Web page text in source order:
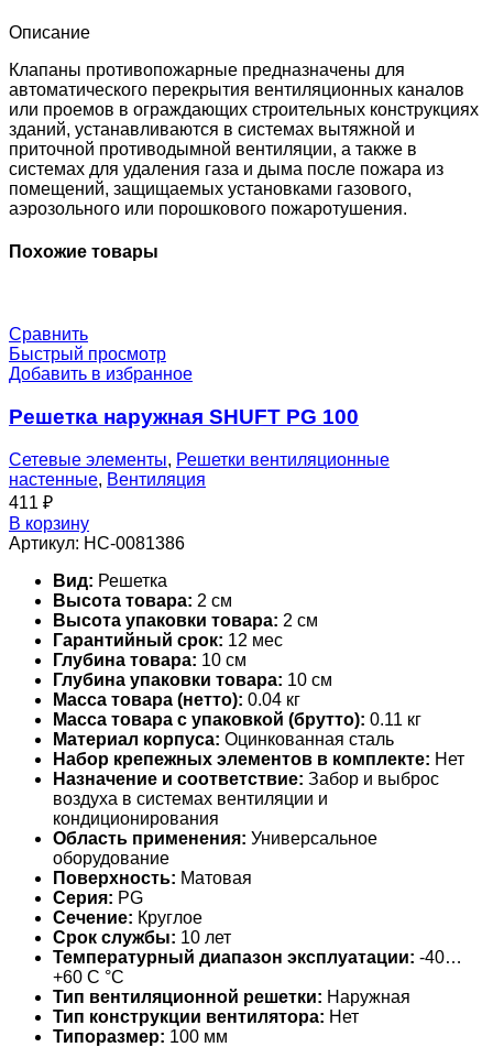
0-
Kl-
0
Описание
Клапаны противопожарные предназначены для
автоматического перекрытия вентиляционных каналов
или проемов в ограждающих строительных конструкциях
зданий, устанавливаются в системах вытяжной и
приточной противодымной вентиляции, а также в
системах для удаления газа и дыма после пожара из
помещений, защищаемых установками газового,
аэрозольного или порошкового пожаротушения.
Похожие товары
Сравнить
Быстрый просмотр
Добавить в избранное
Решетка наружная SHUFT PG 100
Сетевые элементы, Решетки вентиляционные
настенные, Вентиляция
411 ₽
В корзину
Артикул: НС-0081386
Вид: Решетка
Высота товара: 2 см
Высота упаковки товара: 2 см
Гарантийный срок: 12 мес
Глубина товара: 10 см
Глубина упаковки товара: 10 см
Масса товара (нетто): 0.04 кг
Масса товара с упаковкой (брутто): 0.11 кг
Материал корпуса: Оцинкованная сталь
Набор крепежных элементов в комплекте: Нет
Назначение и соответствие: Забор и выброс
воздуха в системах вентиляции и
кондиционирования
Область применения: Универсальное
оборудование
Поверхность: Матовая
Серия: PG
Сечение: Круглое
Срок службы: 10 лет
Температурный диапазон эксплуатации: -40…
+60 С °С
Тип вентиляционной решетки: Наружная
Тип конструкции вентилятора: Нет
Типоразмер: 100 мм